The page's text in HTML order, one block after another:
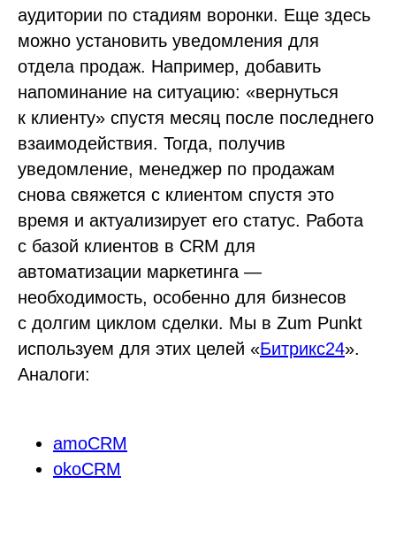
аудитории по стадиям воронки. Еще здесь
можно установить уведомления для
отдела продаж. Например, добавить
напоминание на ситуацию: «вернуться
к клиенту» спустя месяц после последнего
взаимодействия. Тогда, получив
уведомление, менеджер по продажам
снова свяжется с клиентом спустя это
время и актуализирует его статус. Работа
с базой клиентов в CRM для
автоматизации маркетинга —
необходимость, особенно для бизнесов
с долгим циклом сделки. Мы в Zum Punkt
используем для этих целей «Битрикс24».
Аналоги:
amoCRM
okoCRM